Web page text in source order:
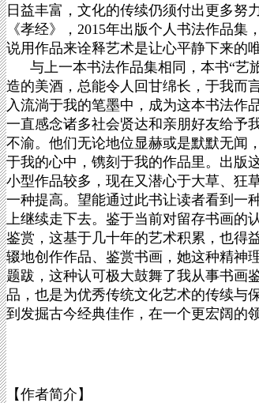
日益丰富，文化的传续仍须付出更多努
《孝经》，2015年出版个人书法作品
说用作品来诠释艺术是让心平静下来的
与上一本书法作品集相同，本书“艺
造的美酒，总能令人回甘绵长，于我而
入流淌于我的笔墨中，成为这本书法作
一直感念诸多社会贤达和亲朋好友给予
不渝。他们无论地位显赫或是默默无闻
于我的心中，镌刻于我的作品里。出版
小型作品较多，现在又潜心于大草、狂
一种提高。望能通过此书让读者看到一
上继续走下去。鉴于当前对留存书画
鉴赏，这基于几十年的艺术积累，也得
辍地创作作品、鉴赏书画，她这种精神
题跋，这种认可极大鼓舞了我从事书画
品，也是为优秀传统文化艺术的传续与
到发掘古今经典佳作，在一个更宏阔的
【作者简介】